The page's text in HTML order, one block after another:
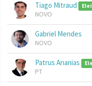
Tiago Mitraud
NOVO
Gabriel Mendes
NOVO
Patrus Ananias
PT